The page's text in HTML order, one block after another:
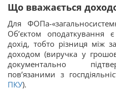
Що вважається
Для ФОПа-
Об’єктом оподаткування
дохід, тобто різниця між
доходом (виручка у
документально
пов’язаними з
ПКУ).